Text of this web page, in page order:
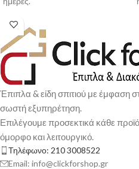
Έπιπλα & είδη σπιτιού με έμφαση
σωστή εξυπηρέτηση.
Επιλέγουμε προσεκτικά κάθε
όμορφο και λειτουργικό.
Τηλέφωνο: 210 3008522
Email: info@clickforshop.gr